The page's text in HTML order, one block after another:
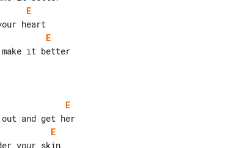
E
E
E
E